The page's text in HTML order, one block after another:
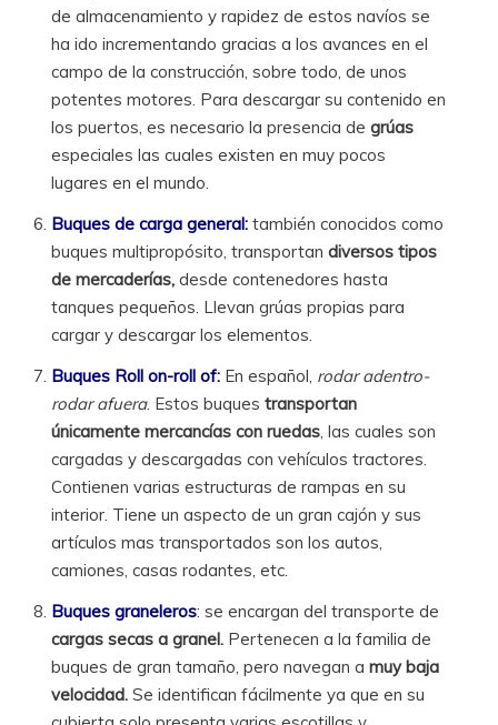
de almacenamiento y rapidez de estos navíos se
ha ido incrementando gracias a los avances en el
campo de la construcción, sobre todo, de unos
potentes motores. Para descargar su contenido en
los puertos, es necesario la presencia degrúas
especiales las cuales existen en muy pocos
lugares en el mundo.
Buques de carga general: también conocidos como
buques multipropósito, transportan diversos tipos
de mercaderías, desde contenedores hasta
tanques pequeños. Llevan grúas propias para
cargar y descargar los elementos.
Buques Roll on-roll of: En español, rodar adentro-
rodar afuera. Estos buquestransportan
únicamente mercancías con ruedas, las cuales son
cargadas y descargadas con vehículos tractores.
Contienen varias estructuras de rampas en su
interior. Tiene un aspecto de un gran cajón y sus
artículos mas transportados son los autos,
camiones, casas rodantes, etc.
Buques graneleros: se encargan del transporte de
cargas secas a granel. Pertenecen a la familia de
buques de gran tamaño, pero navegan amuy baja
velocidad. Se identifican fácilmente ya que en su